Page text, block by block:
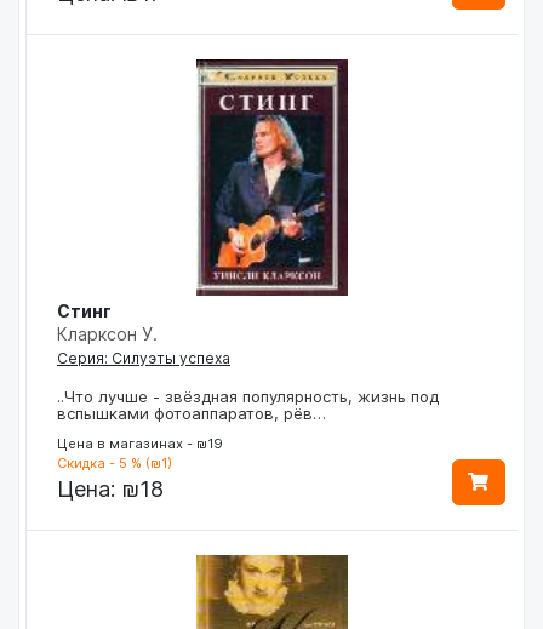
Стинг
Кларксон У.
Серия: Силуэты успеха
..Что лучше - звёздная популярность, жизнь под
вспышками фотоаппаратов, рёв…
Цена в магазинах - ₪19
Скидка - 5 % (₪1)
Цена: ₪18